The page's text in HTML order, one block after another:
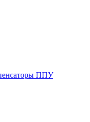
ППУ